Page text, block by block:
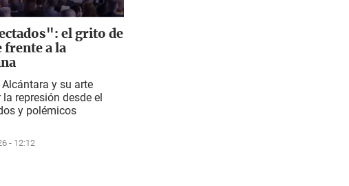
el grito de
a la
y su arte
represión desde el
y polémicos
- 12:12